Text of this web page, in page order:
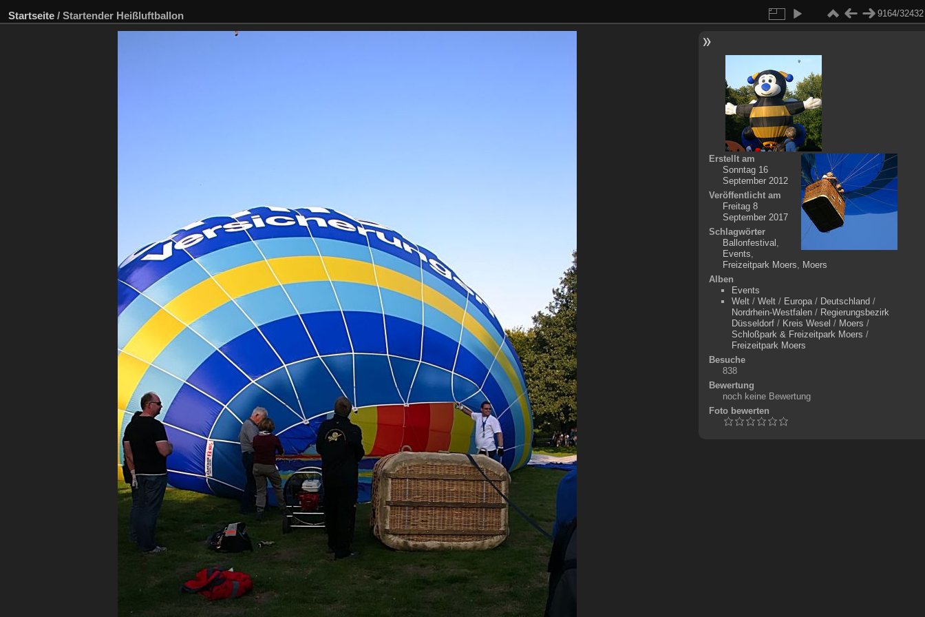
Startseite / Startender Heißluftballon 9164/32432
Erstellt am
Sonntag 16
September 2012
Veröffentlicht am
Freitag 8
September 2017
Schlagwörter
Ballonfestival ,
Events,
Freizeitpark Moers, Moers
Alben
Events
Welt/ Welt/ Europa/ Deutschland /
Nordrhein-Westfalen/ Regierungsbezirk
Düsseldorf/ Kreis Wesel / Moers /
Schloßpark & Freizeitpark Moers /
Freizeitpark Moers
Besuche
838
Bewertung
noch keine Bewertung
Foto bewerten